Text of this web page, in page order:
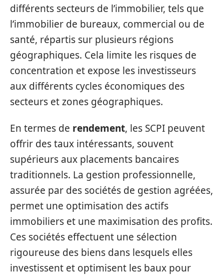
différents secteurs de l’immobilier, tels que
l’immobilier de bureaux, commercial ou de
santé, répartis sur plusieurs régions
géographiques. Cela limite les risques de
concentration et expose les investisseurs
aux différents cycles économiques des
secteurs et zones géographiques.
En termes de rendement, les SCPI peuvent
offrir des taux intéressants, souvent
supérieurs aux placements bancaires
traditionnels. La gestion professionnelle,
assurée par des sociétés de gestion agréées,
permet une optimisation des actifs
immobiliers et une maximisation des profits.
Ces sociétés effectuent une sélection
rigoureuse des biens dans lesquels elles
investissent et optimisent les baux pour